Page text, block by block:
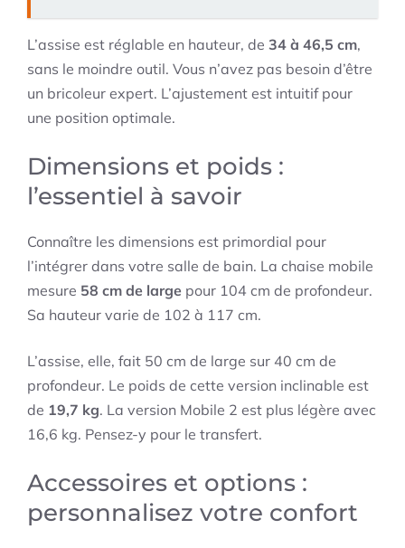
L’assise est réglable en hauteur, de 34 à 46,5 cm,
sans le moindre outil. Vous n’avez pas besoin d’être
un bricoleur expert. L’ajustement est intuitif pour
une position optimale.
Dimensions et poids :
l’essentiel à savoir
Connaître les dimensions est primordial pour
l’intégrer dans votre salle de bain. La chaise mobile
mesure 58 cm de large pour 104 cm de profondeur.
Sa hauteur varie de 102 à 117 cm.
L’assise, elle, fait 50 cm de large sur 40 cm de
profondeur. Le poids de cette version inclinable est
de 19,7 kg. La version Mobile 2 est plus légère avec
16,6 kg. Pensez-y pour le transfert.
Accessoires et options :
personnalisez votre confort